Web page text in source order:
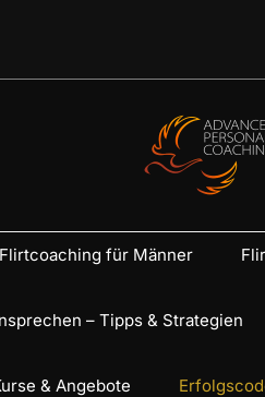
Flirtcoaching für Männer
– Tipps & Strategien
& Angebote